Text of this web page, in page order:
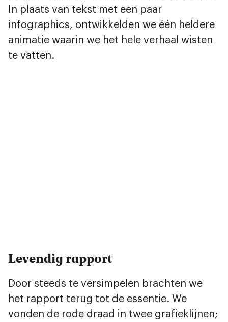
In plaats van tekst met een paar
infographics, ontwikkelden we één heldere
animatie waarin we het hele verhaal wisten
te vatten.
Levendig rapport
Door steeds te versimpelen brachten we
het rapport terug tot de essentie. We
vonden de rode draad in twee grafieklijnen;